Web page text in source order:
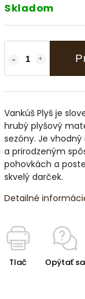
Skladom
Vankúš Plyš je
hrubý plyšový
sezóny. Je
a prirodzeným
pohovkách a
skvelý darček.
Detailné
Tlač Opýtať sa